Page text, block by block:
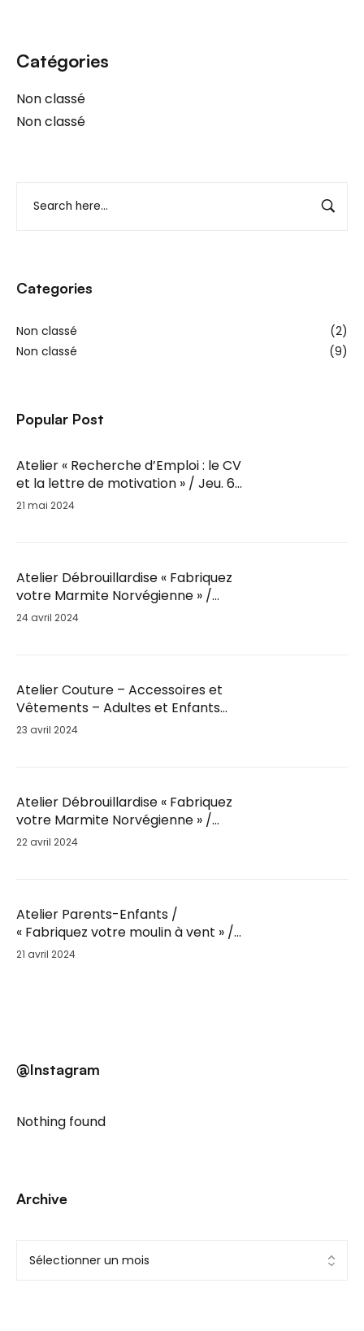
Catégories
Non classé
Non classé
Categories
Non classé
(2)
Non classé
(9)
Popular Post
Atelier « Recherche d’Emploi : le CV
et la lettre de motivation » / Jeu. 6
Juin / 14h-16h
21 mai 2024
Atelier Débrouillardise « Fabriquez
votre Marmite Norvégienne » /
Mar. 28 Mai / 18h30
24 avril 2024
Atelier Couture – Accessoires et
Vêtements – Adultes et Enfants
par Fil’Ambule – Sam. 25 Mai / 10h
23 avril 2024
Atelier Débrouillardise « Fabriquez
votre Marmite Norvégienne » /
Sam. 25 Mai / 9h30
22 avril 2024
Atelier Parents-Enfants /
« Fabriquez votre moulin à vent » /
Sam. 25 Mai
21 avril 2024
@Instagram
Nothing found
Archive